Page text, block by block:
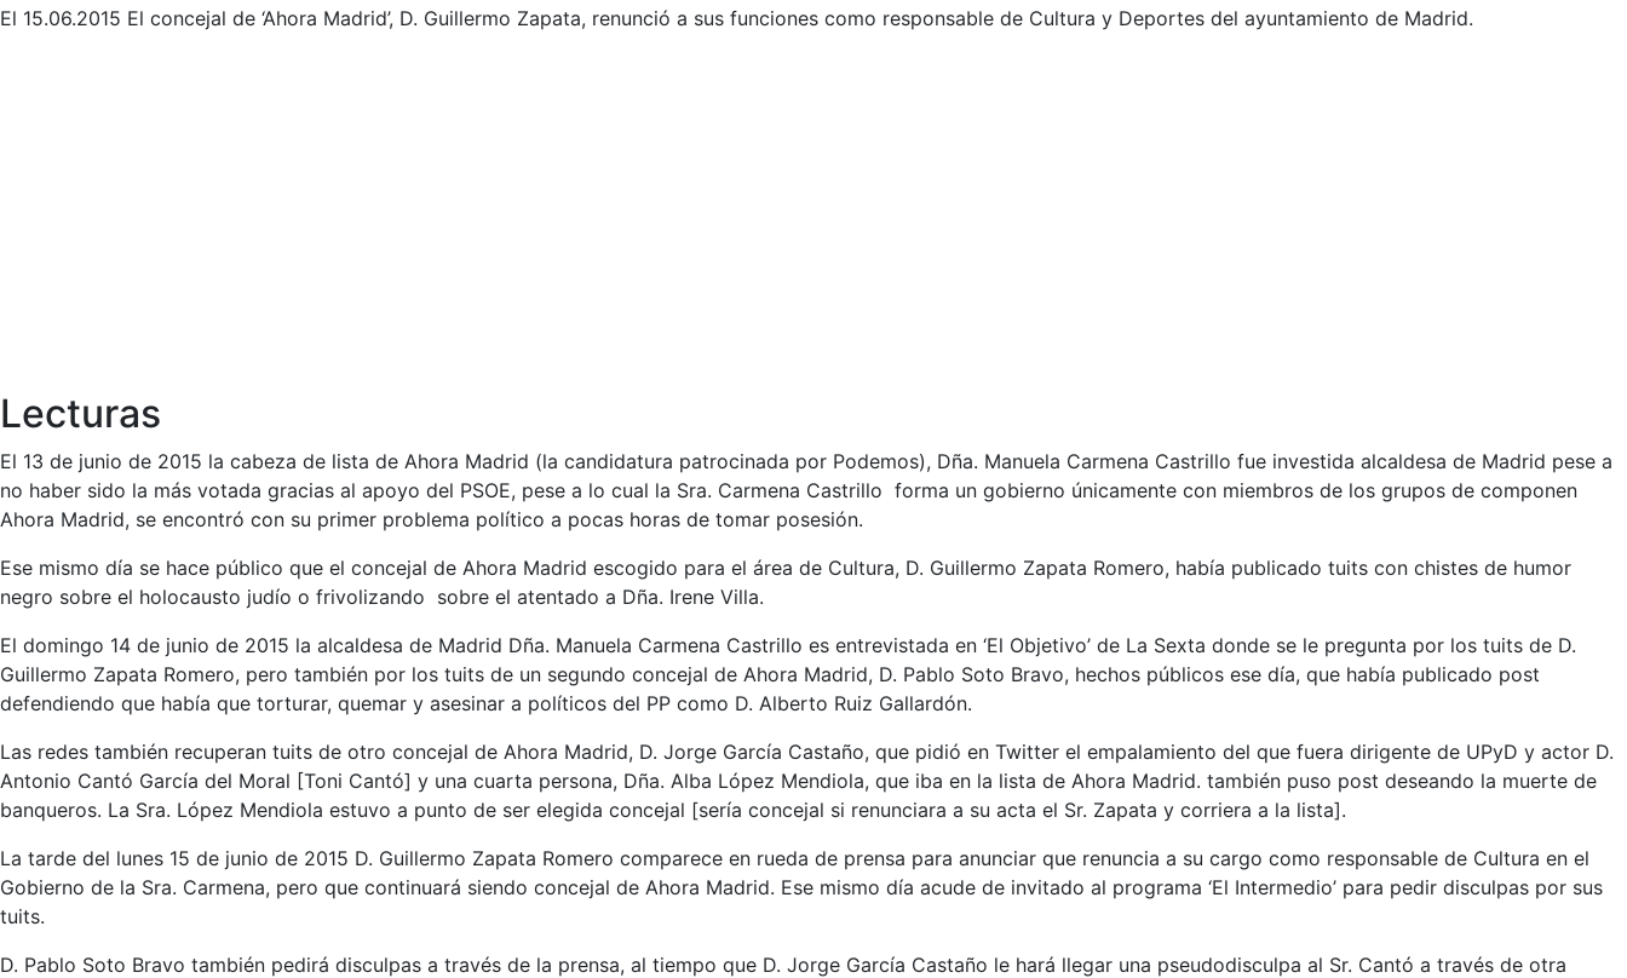
El 15.06.2015 El concejal de ‘Ahora Madrid’, D. Guillermo Zapata, renunció a sus funciones como responsable de Cultura y Deportes del ayuntamiento de Madrid.
Lecturas
El 13 de junio de 2015 la cabeza de lista de Ahora Madrid (la candidatura patrocinada por Podemos), Dña. Manuela Carmena Castrillo fue investida alcaldesa de Madrid pese a
no haber sido la más votada gracias al apoyo del PSOE, pese a lo cual la Sra. Carmena Castrillo forma un gobierno únicamente con miembros de los grupos de componen
Ahora Madrid, se encontró con su primer problema político a pocas horas de tomar posesión.
Ese mismo día se hace público que el concejal de Ahora Madrid escogido para el área de Cultura, D. Guillermo Zapata Romero, había publicado tuits con chistes de humor
negro sobre el holocausto judío o frivolizando sobre el atentado a Dña. Irene Villa.
El domingo 14 de junio de 2015 la alcaldesa de Madrid Dña. Manuela Carmena Castrillo es entrevistada en ‘El Objetivo’ de La Sexta donde se le pregunta por los tuits de D.
Guillermo Zapata Romero, pero también por los tuits de un segundo concejal de Ahora Madrid, D. Pablo Soto Bravo, hechos públicos ese día, que había publicado post
defendiendo que había que torturar, quemar y asesinar a políticos del PP como D. Alberto Ruiz Gallardón.
Las redes también recuperan tuits de otro concejal de Ahora Madrid, D. Jorge García Castaño, que pidió en Twitter el empalamiento del que fuera dirigente de UPyD y actor D.
Antonio Cantó García del Moral [Toni Cantó] y una cuarta persona, Dña. Alba López Mendiola, que iba en la lista de Ahora Madrid. también puso post deseando la muerte de
banqueros. La Sra. López Mendiola estuvo a punto de ser elegida concejal [sería concejal si renunciara a su acta el Sr. Zapata y corriera a la lista].
La tarde del lunes 15 de junio de 2015 D. Guillermo Zapata Romero comparece en rueda de prensa para anunciar que renuncia a su cargo como responsable de Cultura en el
Gobierno de la Sra. Carmena, pero que continuará siendo concejal de Ahora Madrid. Ese mismo día acude de invitado al programa ‘El Intermedio’ para pedir disculpas por sus
tuits.
D. Pablo Soto Bravo también pedirá disculpas a través de la prensa, al tiempo que D. Jorge García Castaño le hará llegar una pseudodisculpa al Sr. Cantó a través de otra